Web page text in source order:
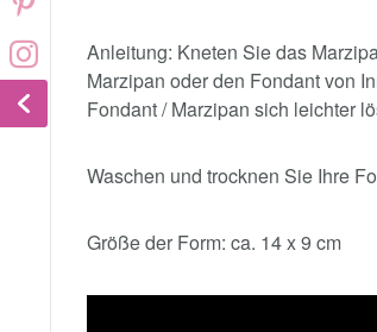
Anleitung: Kneten Sie das
Marzipan oder den Fondant von
Fondant / Marzipan sich leichter
Waschen und trocknen Sie Ihre
Größe der Form: ca. 14 x 9 cm